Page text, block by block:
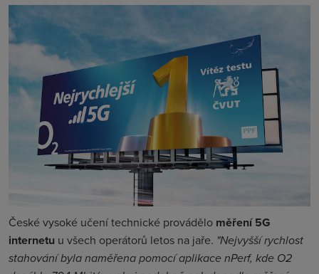
České vysoké učení technické provádělo měření 5G
internetu u všech operátorů letos na jaře. "Nejvyšší rychlost
stahování byla naměřena pomocí aplikace nPerf, kde O2